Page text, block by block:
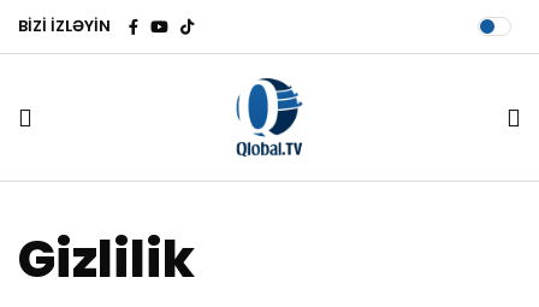
BİZİ İZLƏYİN
Gizlilik